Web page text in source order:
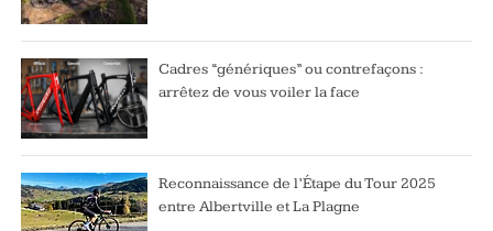
Cadres “génériques” ou contrefaçons :
arrêtez de vous voiler la face
Reconnaissance de l’Étape du Tour 2025
entre Albertville et La Plagne